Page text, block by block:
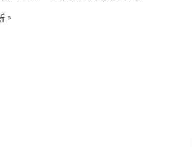
。